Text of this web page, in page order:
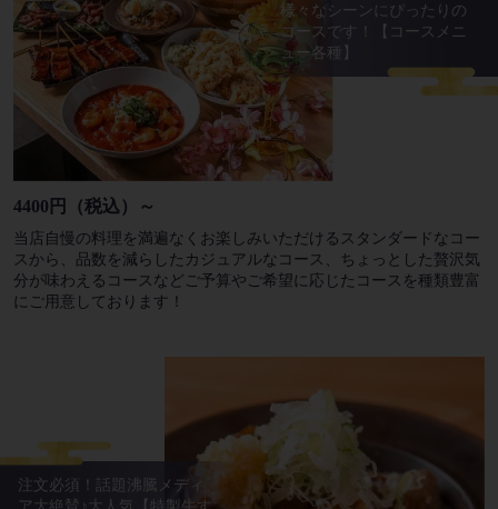
様々なシーンにぴったりの
コースです！【コースメニ
ュー各種】
4400円（税込）～
当店自慢の料理を満遍なくお楽しみいただけるスタンダードなコー
スから、品数を減らしたカジュアルなコース、ちょっとした贅沢気
分が味わえるコースなどご予算やご希望に応じたコースを種類豊富
にご用意しております！
注文必須！話題沸騰メディ